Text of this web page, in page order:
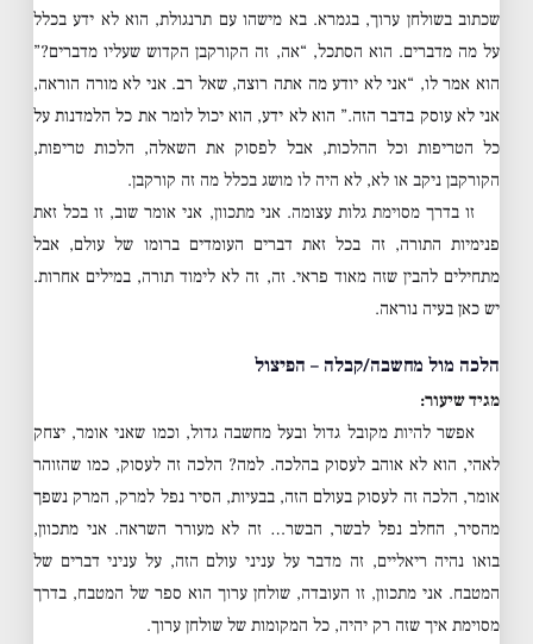
שכתוב בשולחן ערוך, בגמרא. בא מישהו עם תרנגולת, הוא לא ידע בכלל
על מה מדברים. הוא הסתכל, “אה, זה הקורקבן הקדוש שעליו מדברים?”
הוא אמר לו, “אני לא יודע מה אתה רוצה, שאל רב. אני לא מורה הוראה,
אני לא עוסק בדבר הזה.” הוא לא ידע, הוא יכול לומר את כל הלמדנות על
כל הטריפות וכל ההלכות, אבל לפסוק את השאלה, הלכות טריפות,
הקורקבן ניקב או לא, לא היה לו מושג בכלל מה זה קורקבן.
זו בדרך מסוימת גלות עצומה. אני מתכוון, אני אומר שוב, זו בכל זאת
פנימיות התורה, זה בכל זאת דברים העומדים ברומו של עולם, אבל
מתחילים להבין שזה מאוד פראי. זה, זה לא לימוד תורה, במילים אחרות.
יש כאן בעיה נוראה.
הלכה מול מחשבה/קבלה – הפיצול
מגיד שיעור:
אפשר להיות מקובל גדול ובעל מחשבה גדול, וכמו שאני אומר, יצחק
לאהי, הוא לא אוהב לעסוק בהלכה. למה? הלכה זה לעסוק, כמו שהזוהר
אומר, הלכה זה לעסוק בעולם הזה, בבעיות, הסיר נפל למרק, המרק נשפך
מהסיר, החלב נפל לבשר, הבשר… זה לא מעורר השראה. אני מתכוון,
בואו נהיה ריאליים, זה מדבר על עניני עולם הזה, על עניני דברים של
המטבח. אני מתכוון, זו העובדה, שולחן ערוך הוא ספר של המטבח, בדרך
מסוימת איך שזה רק יהיה, כל המקומות של שולחן ערוך.